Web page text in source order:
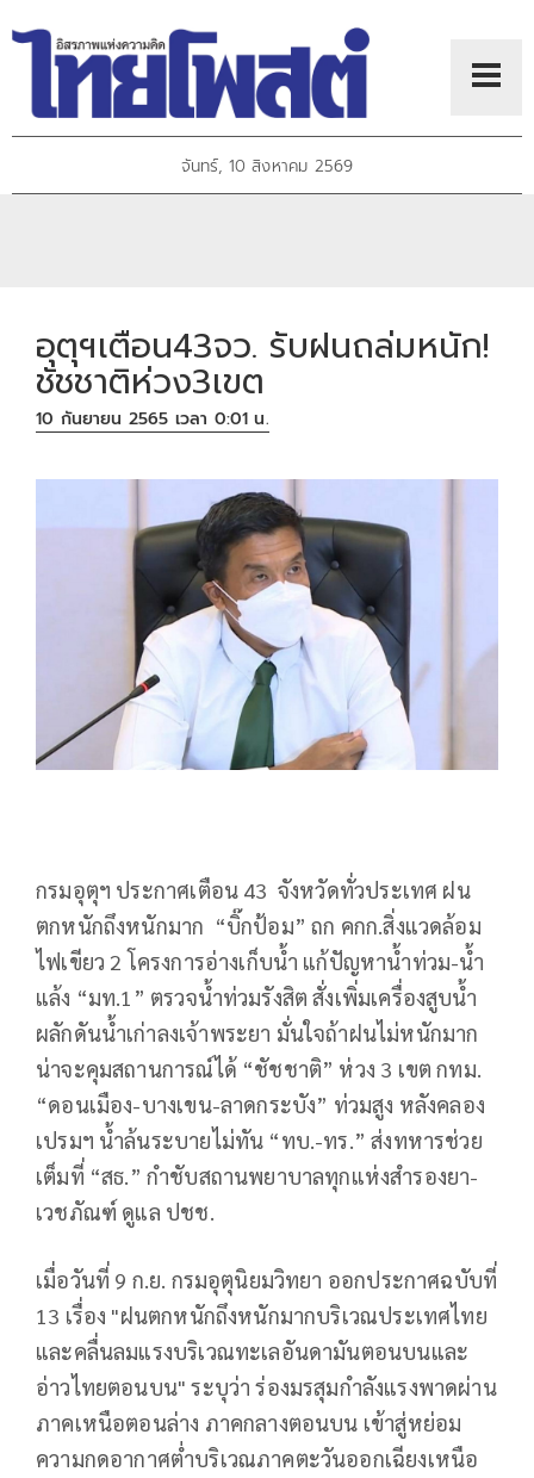
จันทร์, 10 สิงหาคม 2569
อุตุฯเตือน43จว. รับฝนถล่มหนัก!
ชัชชาติห่วง3เขต
10 กันยายน 2565 เวลา 0:01 น.
กรมอุตุฯ ประกาศเตือน 43 จังหวัดทั่วประเทศ ฝน
ตกหนักถึงหนักมาก “บิ๊กป้อม” ถก คกก.สิ่งแวดล้อม
ไฟเขียว 2 โครงการอ่างเก็บน้ำ แก้ปัญหาน้ำท่วม-น้ำ
แล้ง “มท.1” ตรวจน้ำท่วมรังสิต สั่งเพิ่มเครื่องสูบน้ำ
ผลักดันน้ำเก่าลงเจ้าพระยา มั่นใจถ้าฝนไม่หนักมาก
น่าจะคุมสถานการณ์ได้ “ชัชชาติ” ห่วง 3 เขต กทม.
“ดอนเมือง-บางเขน-ลาดกระบัง” ท่วมสูง หลังคลอง
เปรมฯ น้ำล้นระบายไม่ทัน “ทบ.-ทร.” ส่งทหารช่วย
เต็มที่ “สธ.” กำชับสถานพยาบาลทุกแห่งสำรองยา-
เวชภัณฑ์ ดูแล ปชช.
เมื่อวันที่ 9 ก.ย. กรมอุตุนิยมวิทยา ออกประกาศฉบับที่
13 เรื่อง "ฝนตกหนักถึงหนักมากบริเวณประเทศไทย
และคลื่นลมแรงบริเวณทะเลอันดามันตอนบนและ
อ่าวไทยตอนบน" ระบุว่า ร่องมรสุมกำลังแรงพาดผ่าน
ภาคเหนือตอนล่าง ภาคกลางตอนบน เข้าสู่หย่อม
ความกดอากาศต่ำบริเวณภาคตะวันออกเฉียงเหนือ